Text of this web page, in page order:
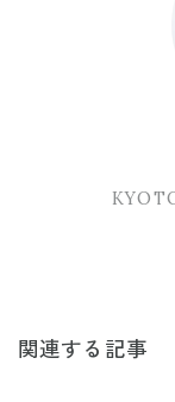
関連する記事